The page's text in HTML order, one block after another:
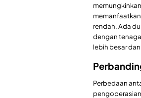
rendah. Ada
dengan
lebih besar
Perbedaan